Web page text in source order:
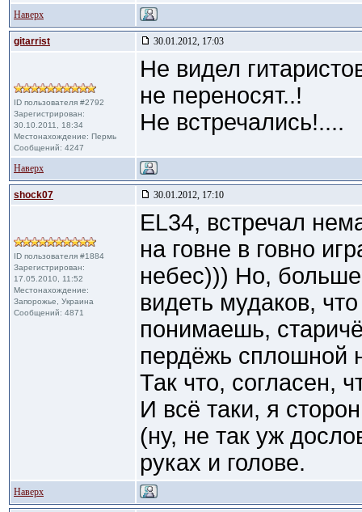
Наверх
gitarrist 30.01.2012, 17:03
ID пользователя #2792
Зарегистрирован:
30.10.2011, 18:34
Местонахождение: Пермь
Сообщений: 4247
Не видел
не переносят..!
Не встречались!....
Наверх
shock07 30.01.2012, 17:10
ID пользователя #1884
Зарегистрирован:
17.05.2010, 11:52
Местонахождение:
Запорожье, Украина
Сообщений: 4871
EL34, встречал
на говне в говно
небес))) Но, больше
видеть мудаков,
понимаешь,
пердёжь сплошной
Так что, согласен,
И всё таки, я
(ну, не так уж
руках и голове.
Наверх